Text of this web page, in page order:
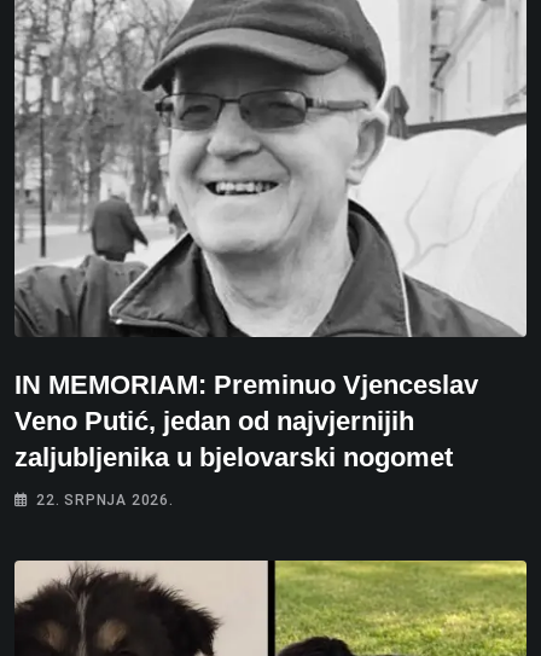
IN MEMORIAM: Preminuo Vjenceslav
Veno Putić, jedan od najvjernijih
zaljubljenika u bjelovarski nogomet
22. SRPNJA 2026.